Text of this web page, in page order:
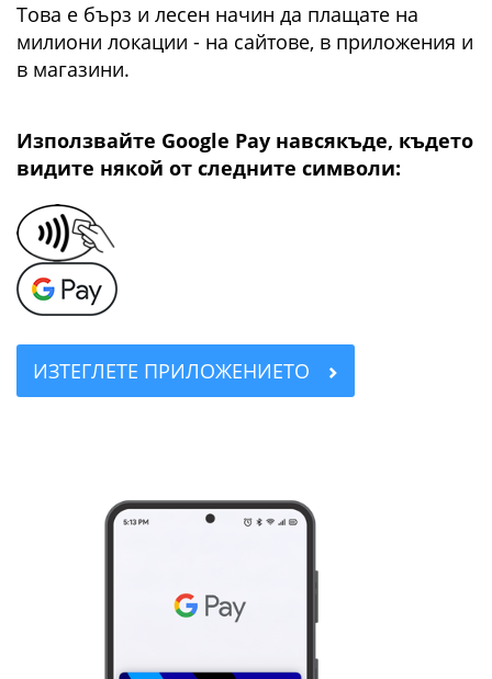
Това е бърз и лесен начин да плащате на
милиони локации - на сайтове, в приложения и
в магазини.
Използвайте Google Pay навсякъде, където
видите някой от следните символи:
ИЗТЕГЛЕТЕ ПРИЛОЖЕНИЕТО